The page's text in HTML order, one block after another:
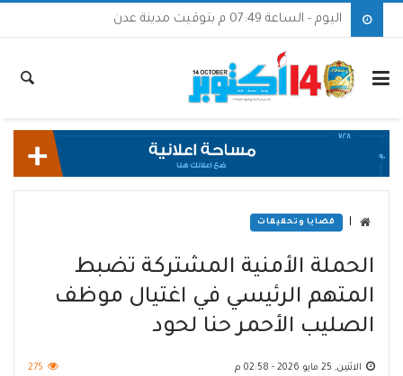
اليوم - الساعة 07:49 م بتوقيت مدينة عدن
قضايا وتحقيقات
الحملة الأمنية المشتركة تضبط
المتهم الرئيسي في اغتيال موظف
الصليب الأحمر حنا لحود
الاثنين, 25 مايو 2026 - 02:58 م 275